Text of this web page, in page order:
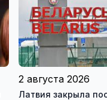
2 августа 2026
Латвия закрыла